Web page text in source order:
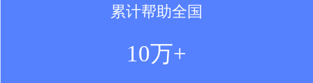
累计帮助全国
10万+